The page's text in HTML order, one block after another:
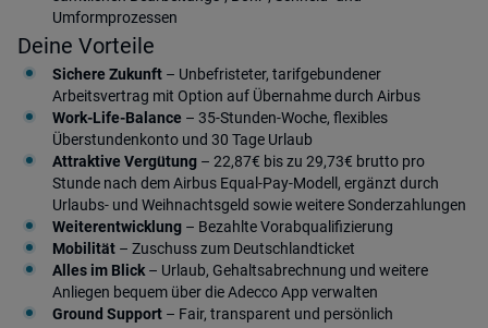
Umformprozessen
Deine Vorteile
Sichere Zukunft – Unbefristeter, tarifgebundener
Arbeitsvertrag mit Option auf Übernahme durch Airbus
Work-Life-Balance – 35-Stunden-Woche, flexibles
Überstundenkonto und 30 Tage Urlaub
Attraktive Vergütung – 22,87€ bis zu 29,73€ brutto pro
Stunde nach dem Airbus Equal-Pay-Modell, ergänzt durch
Urlaubs- und Weihnachtsgeld sowie weitere Sonderzahlungen
Weiterentwicklung – Bezahlte Vorabqualifizierung
Mobilität – Zuschuss zum Deutschlandticket
Alles im Blick – Urlaub, Gehaltsabrechnung und weitere
Anliegen bequem über die Adecco App verwalten
Ground Support – Fair, transparent und persönlich